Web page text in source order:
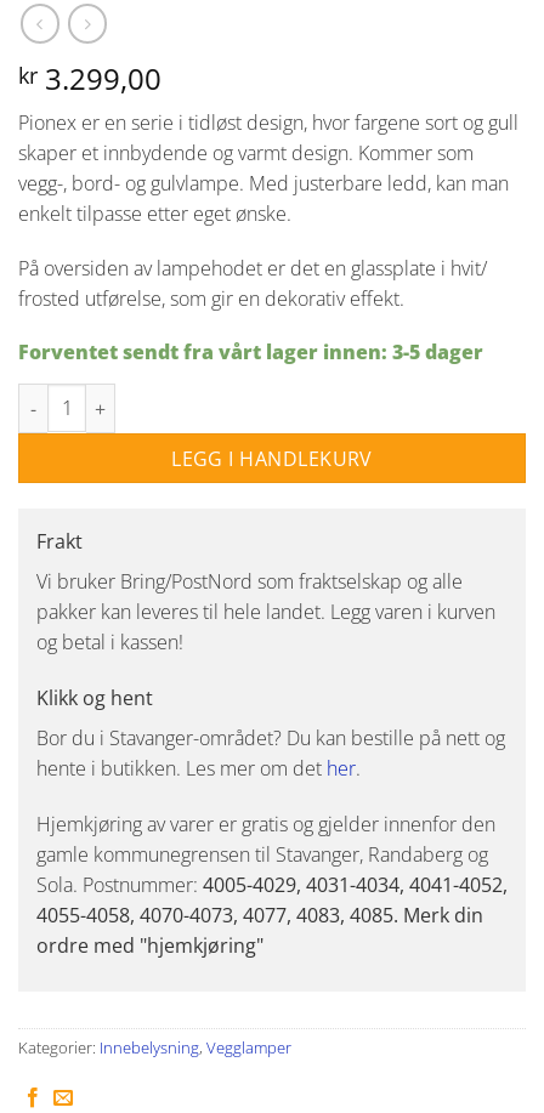
kr 3.299,00
Pionex er en serie i tidløst design, hvor fargene sort og gull
skaper et innbydende og varmt design. Kommer som
vegg-, bord- og gulvlampe. Med justerbare ledd, kan man
enkelt tilpasse etter eget ønske.
På oversiden av lampehodet er det en glassplate i hvit/
frosted utførelse, som gir en dekorativ effekt.
Forventet sendt fra vårt lager innen: 3-5 dager
Pionex vegglampe - Sort antall
LEGG I HANDLEKURV
Frakt
Vi bruker Bring/PostNord som fraktselskap og alle
pakker kan leveres til hele landet. Legg varen i kurven
og betal i kassen!
Klikk og hent
Bor du i Stavanger-området? Du kan bestille på nett og
hente i butikken. Les mer om det her.
Hjemkjøring av varer er gratis og gjelder innenfor den
gamle kommunegrensen til Stavanger, Randaberg og
Sola. Postnummer: 4005-4029, 4031-4034, 4041-4052,
4055-4058, 4070-4073, 4077, 4083, 4085. Merk din
ordre med "hjemkjøring"
Kategorier: Innebelysning, Vegglamper